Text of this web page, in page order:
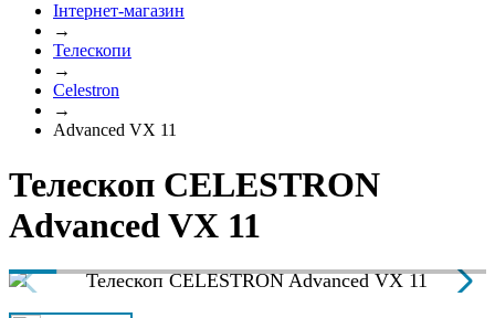
Інтернет-магазин
→
Телескопи
→
Celestron
→
Advanced VX 11
Телескоп CELESTRON
Advanced VX 11